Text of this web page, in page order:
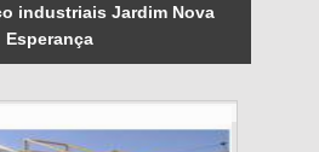
industriais Jardim Nova
Esperança